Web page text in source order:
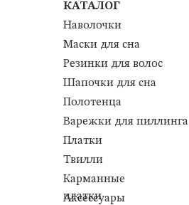
КАТАЛОГ
Наволочки
Резинки для волос
Шапочки для сна
Полотенца
Варежки для пиллинга
Платки
Карманные
платки
Аксессуары
Маски для сна
Твилли